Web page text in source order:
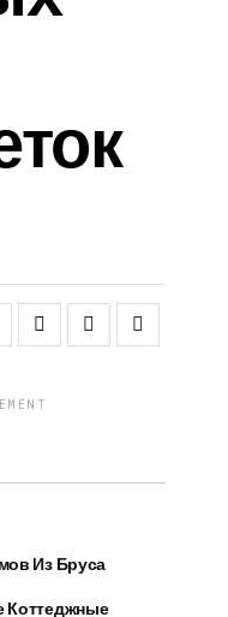
Из Бруса
Коттеджные